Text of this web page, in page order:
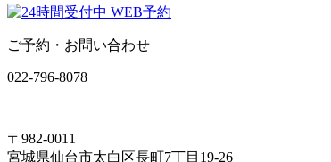
ご予約・お問い合わせ
022-796-8078
〒982-0011
宮城県仙台市太白区長町7丁目19-26